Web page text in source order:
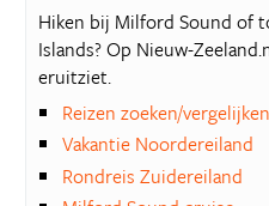
Hiken bij Milford Sound of
Islands? Op Nieuw-
eruitziet.
Reizen zoeken/vergelijken
Vakantie Noordereiland
Rondreis Zuidereiland